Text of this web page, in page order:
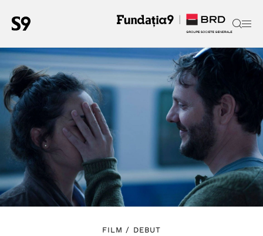
FILM / DEBUT